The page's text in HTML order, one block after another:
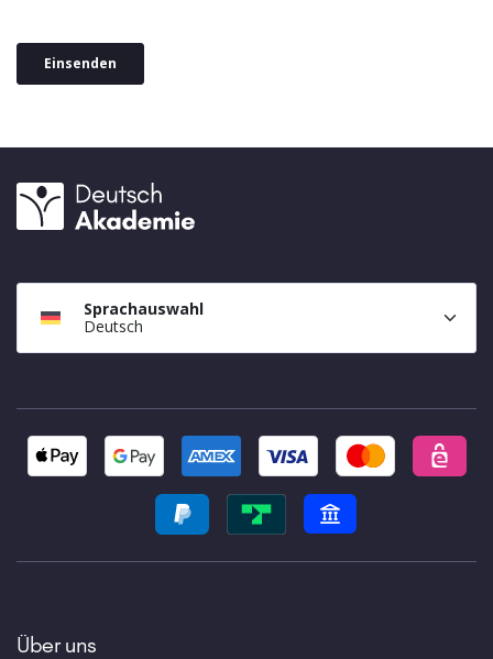
Sprachauswahl
Deutsch
Über uns